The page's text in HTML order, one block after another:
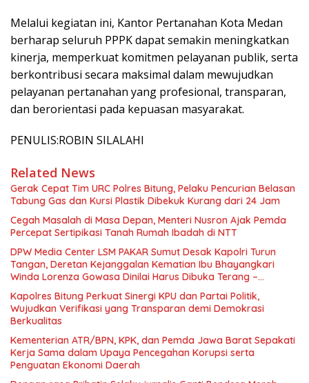
Melalui kegiatan ini, Kantor Pertanahan Kota Medan
berharap seluruh PPPK dapat semakin meningkatkan
kinerja, memperkuat komitmen pelayanan publik, serta
berkontribusi secara maksimal dalam mewujudkan
pelayanan pertanahan yang profesional, transparan,
dan berorientasi pada kepuasan masyarakat.
PENULIS:ROBIN SILALAHI
Related News
Gerak Cepat Tim URC Polres Bitung, Pelaku Pencurian Belasan
Tabung Gas dan Kursi Plastik Dibekuk Kurang dari 24 Jam
Cegah Masalah di Masa Depan, Menteri Nusron Ajak Pemda
Percepat Sertipikasi Tanah Rumah Ibadah di NTT
DPW Media Center LSM PAKAR Sumut Desak Kapolri Turun
Tangan, Deretan Kejanggalan Kematian Ibu Bhayangkari
Winda Lorenza Gowasa Dinilai Harus Dibuka Terang –
Benderang
Kapolres Bitung Perkuat Sinergi KPU dan Partai Politik,
Wujudkan Verifikasi yang Transparan demi Demokrasi
Berkualitas
Kementerian ATR/BPN, KPK, dan Pemda Jawa Barat Sepakati
Kerja Sama dalam Upaya Pencegahan Korupsi serta
Penguatan Ekonomi Daerah